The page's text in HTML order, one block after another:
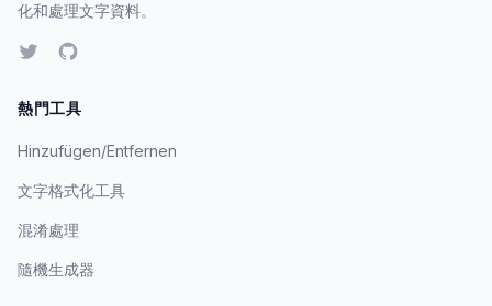
化和處理文字資料。
熱門工具
Hinzufügen/Entfernen
文字格式化工具
混淆處理
隨機生成器